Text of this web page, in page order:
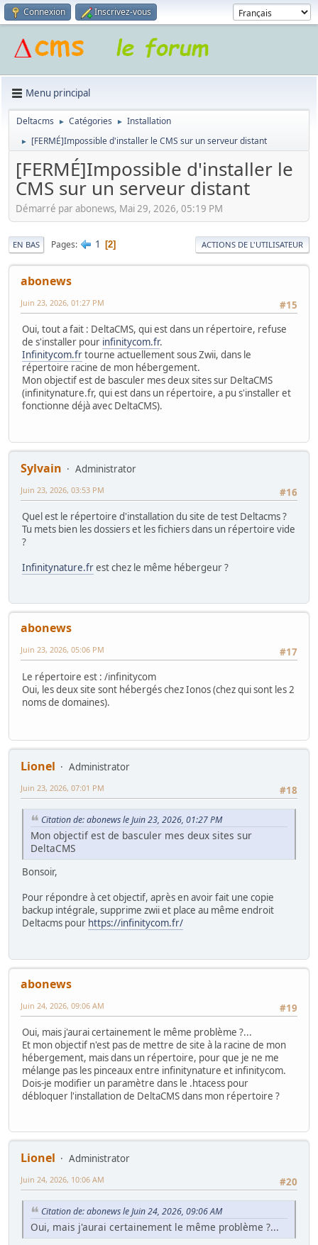
Connexion Inscrivez-vous
Menu principal
Deltacms ► Catégories ► Installation
► [FERMÉ]Impossible d'installer le CMS sur un serveur distant
[FERMÉ]Impossible d'installer le
CMS sur un serveur distant
Démarré par abonews, Mai 29, 2026, 05:19 PM
EN BAS Pages 1 2 ACTIONS DE L'UTILISATEUR
abonews
#15
Juin 23, 2026, 01:27 PM
Oui, tout a fait : DeltaCMS, qui est dans un répertoire, refuse
de s'installer pour infinitycom.fr.
Infinitycom.frtourne actuellement sous Zwii, dans le
répertoire racine de mon hébergement.
Mon objectif est de basculer mes deux sites sur DeltaCMS
(infinitynature.fr, qui est dans un répertoire, a pu s'installer et
fonctionne déjà avec DeltaCMS).
Sylvain
Administrator
#16
Juin 23, 2026, 03:53 PM
Quel est le répertoire d'installation du site de test Deltacms ?
Tu mets bien les dossiers et les fichiers dans un répertoire vide
?
Infinitynature.frest chez le même hébergeur ?
abonews
#17
Juin 23, 2026, 05:06 PM
Le répertoire est : /infinitycom
Oui, les deux site sont hébergés chez Ionos (chez qui sont les 2
noms de domaines).
Lionel
Administrator
#18
Juin 23, 2026, 07:01 PM
Citation de: abonews le Juin 23, 2026, 01:27 PM
Mon objectif est de basculer mes deux sites sur
DeltaCMS
Bonsoir,
Pour répondre à cet objectif, après en avoir fait une copie
backup intégrale, supprime zwii et place au même endroit
Deltacms pour https://infinitycom.fr/
abonews
#19
Juin 24, 2026, 09:06 AM
Oui, mais j'aurai certainement le même problème ?...
Et mon objectif n'est pas de mettre de site à la racine de mon
hébergement, mais dans un répertoire, pour que je ne me
mélange pas les pinceaux entre infinitynature et infinitycom.
Dois-je modifier un paramètre dans le .htacess pour
débloquer l'installation de DeltaCMS dans mon répertoire ?
Lionel
Administrator
#20
Juin 24, 2026, 10:06 AM
Citation de: abonews le Juin 24, 2026, 09:06 AM
Oui, mais j'aurai certainement le même problème ?...